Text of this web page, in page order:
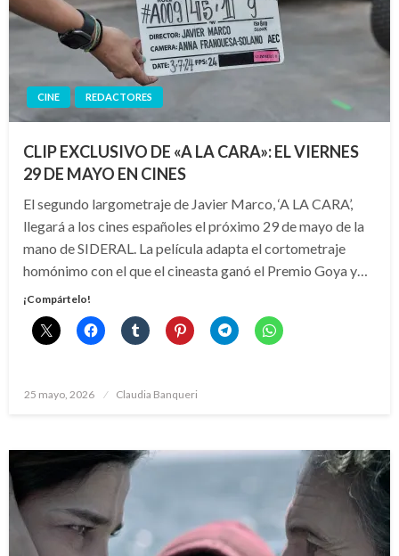
CINE REDACTORES
CLIP EXCLUSIVO DE «A LA CARA»: EL VIERNES
29 DE MAYO EN CINES
El segundo largometraje de Javier Marco, ‘A LA CARA’,
llegará a los cines españoles el próximo 29 de mayo de la
mano de SIDERAL. La película adapta el cortometraje
homónimo con el que el cineasta ganó el Premio Goya y…
¡Compártelo!
Publicado
25 mayo, 2026 Claudia Banqueri